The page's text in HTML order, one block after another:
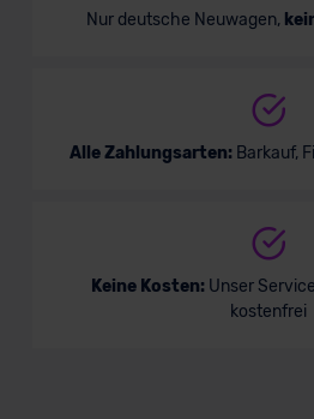
Nur deutsche Neuwagen,
Alle Zahlungsarten: Barkauf,
Keine Kosten: Unser
kostenfrei